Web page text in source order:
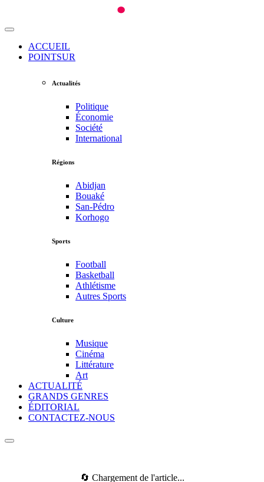
ACCUEIL
POINTSUR
Actualités
Politique
Économie
Société
International
Régions
Abidjan
Bouaké
San-Pédro
Korhogo
Sports
Football
Basketball
Athlétisme
Autres Sports
Culture
Musique
Cinéma
Littérature
Art
ACTUALITÉ
GRANDS GENRES
ÉDITORIAL
CONTACTEZ-NOUS
🔄 Chargement de l'article...